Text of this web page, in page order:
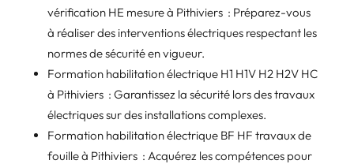
vérification HE mesure à Pithiviers : Préparez-vous
à réaliser des interventions électriques respectant les
normes de sécurité en vigueur.
Formation habilitation électrique H1 H1V H2 H2V HC
à Pithiviers : Garantissez la sécurité lors des travaux
électriques sur des installations complexes.
Formation habilitation électrique BF HF travaux de
fouille à Pithiviers : Acquérez les compétences pour